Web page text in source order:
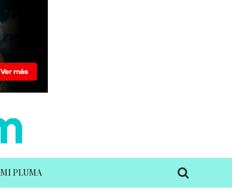
MI PLUMA